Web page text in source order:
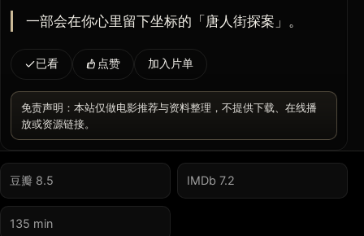
一部会在你心里留下坐标的「唐人街探案」。
已看 点赞 加入片单
免责声明：本站仅做电影推荐与资料整理，不提供下载、在线播
放或资源链接。
豆瓣 8.5 IMDb 7.2
135 min